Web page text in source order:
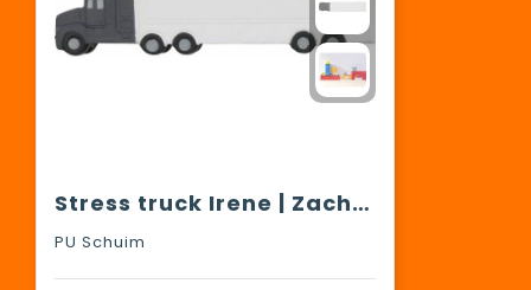
Stress truck Irene | Zacht schuim
PU Schuim